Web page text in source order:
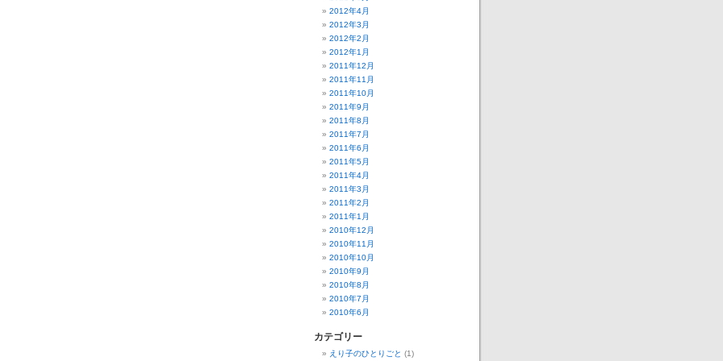
2012年4月
2012年3月
2012年2月
2012年1月
2011年12月
2011年11月
2011年10月
2011年9月
2011年8月
2011年7月
2011年6月
2011年5月
2011年4月
2011年3月
2011年2月
2011年1月
2010年12月
2010年11月
2010年10月
2010年9月
2010年8月
2010年7月
2010年6月
カテゴリー
えり子のひとりごと (1)